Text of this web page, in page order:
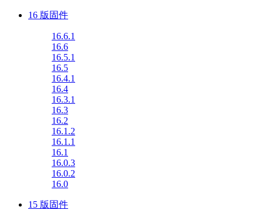
16 版固件
16.6.1
16.6
16.5.1
16.5
16.4.1
16.4
16.3.1
16.3
16.2
16.1.2
16.1.1
16.1
16.0.3
16.0.2
16.0
15 版固件